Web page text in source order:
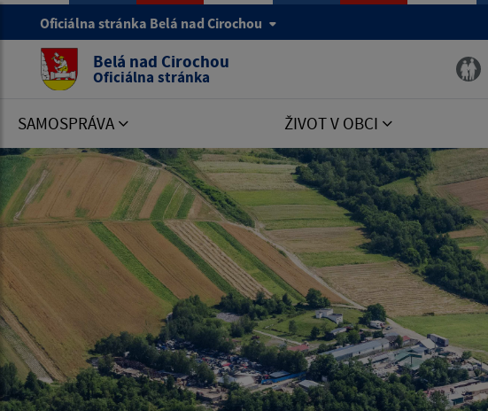
Oficiálna stránka Belá nad Cirochou
Belá nad Cirochou
Oficiálna stránka
SAMOSPRÁVA ŽIVOT V OBCI